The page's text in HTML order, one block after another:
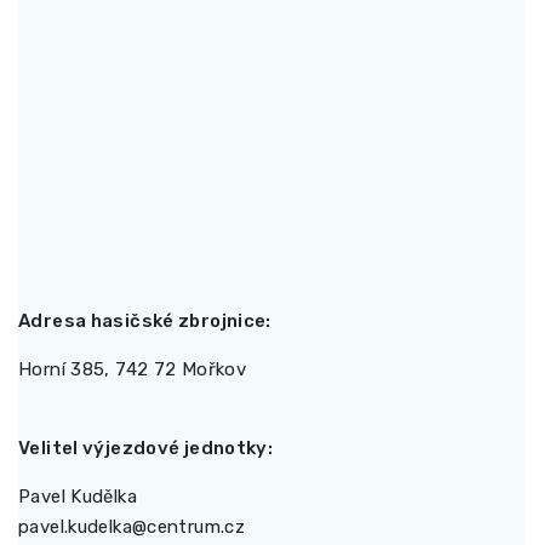
Adresa hasičské zbrojnice:
Horní 385, 742 72 Mořkov
Velitel výjezdové jednotky:
Pavel Kudělka
pavel.kudelka@centrum.cz